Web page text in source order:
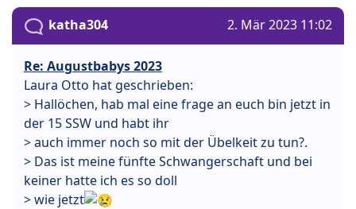
katha304 2. Mär 2023 11:02
Re: Augustbabys 2023
Laura Otto hat geschrieben:
> Hallöchen, hab mal eine frage an euch bin jetzt in
der 15 SSW und habt ihr
> auch immer noch so mit der Übelkeit zu tun?.
> Das ist meine fünfte Schwangerschaft und bei
keiner hatte ich es so doll
> wie jetzt